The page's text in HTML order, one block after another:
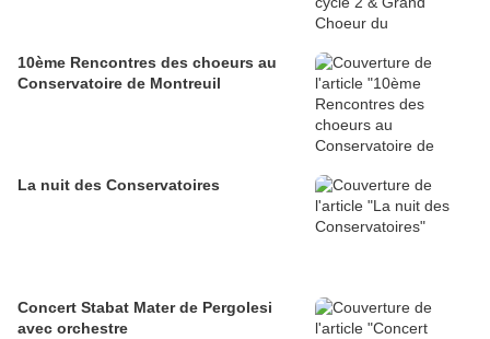
10ème Rencontres des choeurs au
Conservatoire de Montreuil
La nuit des Conservatoires
Concert Stabat Mater de Pergolesi
avec orchestre